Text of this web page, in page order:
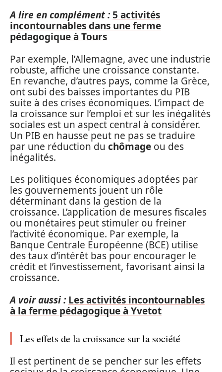
A lire en complément : 5 activités
incontournables dans une ferme
pédagogique à Tours
Par exemple, l’Allemagne, avec une industrie
robuste, affiche une croissance constante.
En revanche, d’autres pays, comme la Grèce,
ont subi des baisses importantes du PIB
suite à des crises économiques. L’impact de
la croissance sur l’emploi et sur les inégalités
sociales est un aspect central à considérer.
Un PIB en hausse peut ne pas se traduire
par une réduction du chômage ou des
inégalités.
Les politiques économiques adoptées par
les gouvernements jouent un rôle
déterminant dans la gestion de la
croissance. L’application de mesures fiscales
ou monétaires peut stimuler ou freiner
l’activité économique. Par exemple, la
Banque Centrale Européenne (BCE) utilise
des taux d’intérêt bas pour encourager le
crédit et l’investissement, favorisant ainsi la
croissance.
A voir aussi : Les activités incontournables
à la ferme pédagogique à Yvetot
Les effets de la croissance sur la société
Il est pertinent de se pencher sur les effets